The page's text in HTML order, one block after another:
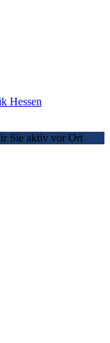
Hessen
Sie aktiv vor Ort